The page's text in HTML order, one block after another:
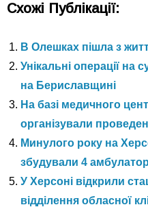
Схожі Публікації:
В Олешках пішла з
Унікальні операції на
на Бериславщині
На базі медичного
організували
Минулого року на
збудували 4
У Херсоні відкрили
відділення обласної